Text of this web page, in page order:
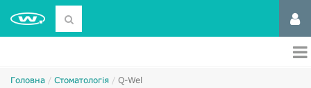
Головна Стоматологія Q-Wel